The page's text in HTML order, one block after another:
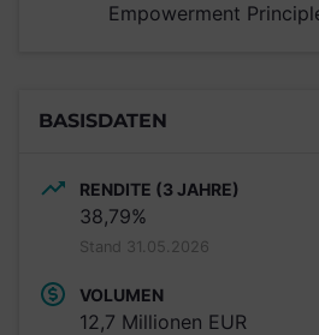
Empowerment
BASISDATEN
RENDITE (3 JAHRE)
38,79%
Stand 31.05.2026
VOLUMEN
12,7 Millionen EUR